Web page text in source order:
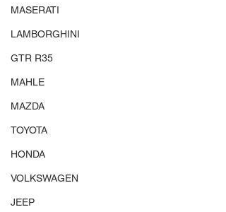
MASERATI
LAMBORGHINI
GTR R35
MAHLE
MAZDA
TOYOTA
HONDA
VOLKSWAGEN
JEEP